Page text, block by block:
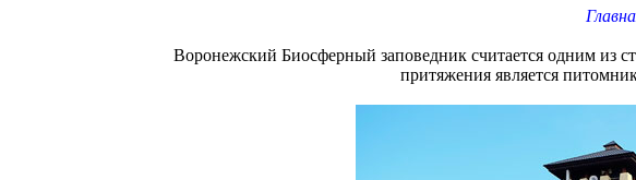
Воронежский Биосферный заповедник считается одним из
притяжения является